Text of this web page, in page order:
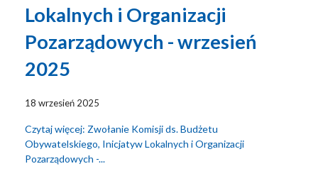
Lokalnych i Organizacji
Pozarządowych - wrzesień
2025
18 wrzesień 2025
Czytaj więcej: Zwołanie Komisji ds. Budżetu
Obywatelskiego, Inicjatyw Lokalnych i Organizacji
Pozarządowych -...